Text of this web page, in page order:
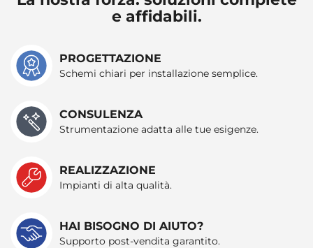
e affidabili.
PROGETTAZIONE
Schemi chiari per installazione semplice.
CONSULENZA
Strumentazione adatta alle tue esigenze.
REALIZZAZIONE
Impianti di alta qualità.
HAI BISOGNO DI AIUTO?
Supporto post-vendita garantito.